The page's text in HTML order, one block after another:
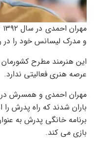
و مدرک لیسانس خود را در
عرصه هنری فعالیتی ندارد.
باران شدند که راه پدرش
برنامه خانگی پدرش به
بازی می کند.